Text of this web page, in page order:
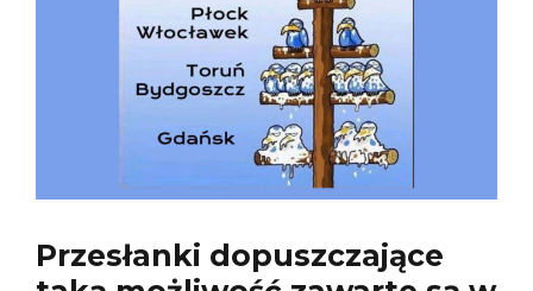
Przesłanki dopuszczające